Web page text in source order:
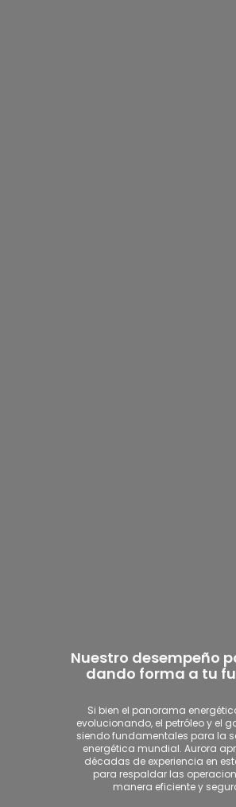
Nuestro desempeño
dando forma a tu
Si bien el panorama
evolucionando, el petróleo y el
siendo fundamentales para la
energética mundial. Aurora
décadas de experiencia en
para respaldar las
manera eficiente y